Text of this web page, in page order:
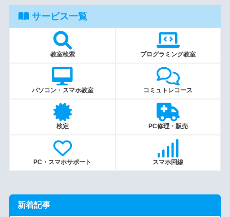
サービス一覧
教室検索 プログラミング教室
パソコン・スマホ教室 コミュトレコース
検定 PC修理・販売
PC・スマホサポート スマホ回線
新着記事